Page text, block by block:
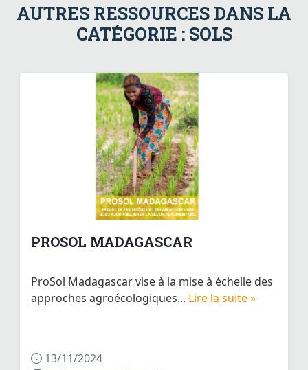
AUTRES RESSOURCES DANS LA
CATÉGORIE : SOLS
PROSOL MADAGASCAR
ProSol Madagascar vise à la mise à échelle des
approches agroécologiques... Lire la suite »
13/11/2024